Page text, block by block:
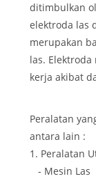
ditimbulkan
elektroda las
merupakan
las.
kerja akibat
Peralatan
antara lain :
1. Peralatan
- Mesin Las